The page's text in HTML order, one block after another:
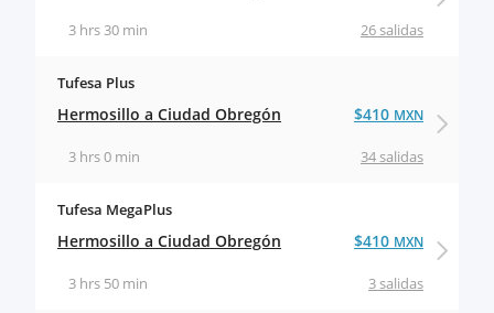
26 salidas
3 hrs 30 min
Tufesa Plus
Hermosillo a Ciudad Obregón
34 salidas
3 hrs 0 min
$410 MXN
Tufesa MegaPlus
Hermosillo a Ciudad Obregón
3 salidas
3 hrs 50 min
$410 MXN